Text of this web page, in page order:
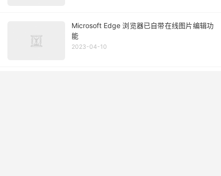
Microsoft Edge 浏览器已自带在线图片编辑功
能
2023-04-10